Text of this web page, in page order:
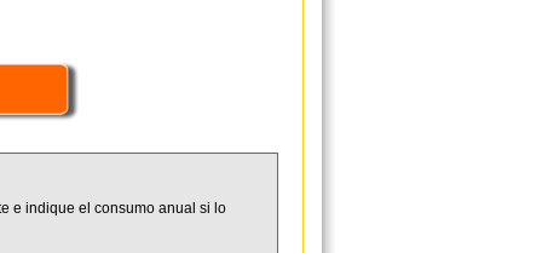
e indique el consumo anual si lo